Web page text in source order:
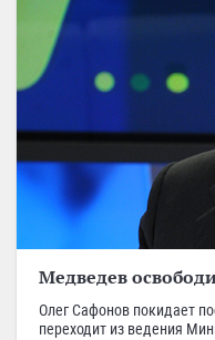
Медведев
Олег Сафонов покидает
переходит из ведения